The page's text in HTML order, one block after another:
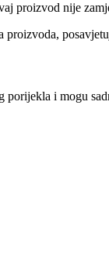
proizvod nije
porijekla i mogu